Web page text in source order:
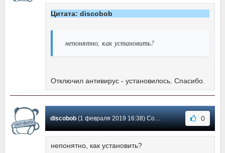
Цитата: discobob
непонятно, как установить?
Отключил антивирус - установилось. Спасибо.
discobob(1 февраля 2019 16:38) Сообщение #0 0
непонятно, как установить?